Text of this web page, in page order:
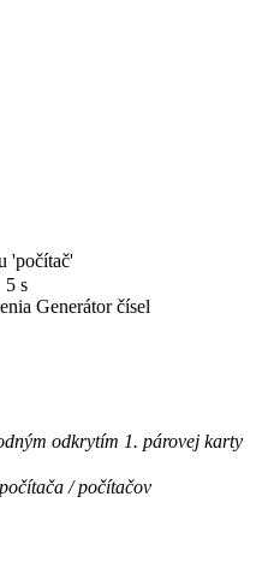
'počítač'
5 s
Generátor čísel
odkrytím 1. párovej karty
/ počítačov